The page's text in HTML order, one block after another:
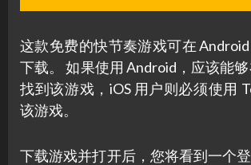
这款免费的快节奏游戏可在 Android
下载。 如果使用 Android，应该能够
找到该游戏，iOS 用户则必须使用
该游戏。
下载游戏并打开后，您将看到一个